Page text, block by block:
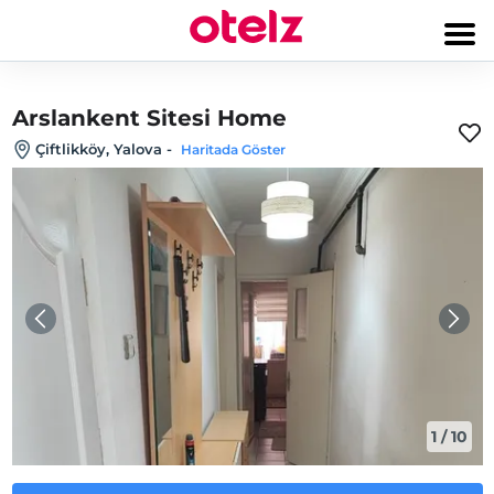
Arslankent Sitesi Home
Çiftlikköy, Yalova - Haritada Göster
1 /10